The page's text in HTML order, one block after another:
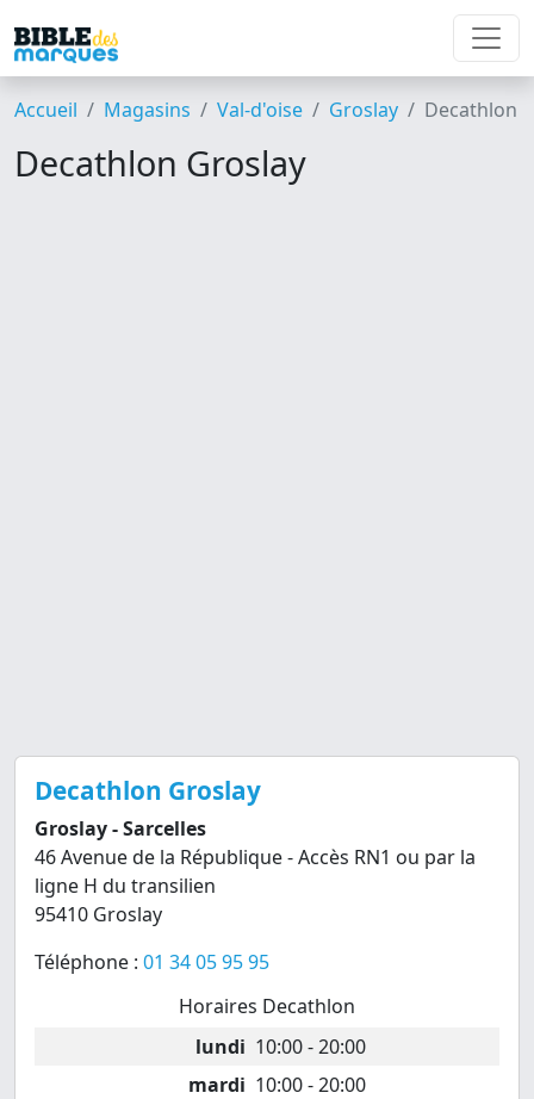
Accueil Magasins Val-d'oise Groslay Decathlon
Decathlon Groslay
Decathlon Groslay
Groslay - Sarcelles
46 Avenue de la République - Accès RN1 ou par la
ligne H du transilien
95410 Groslay
Téléphone : 01 34 05 95 95
Horaires Decathlon
lundi 10:00 - 20:00
mardi 10:00 - 20:00